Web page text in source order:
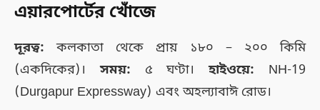
এয়ারপোর্টের খোঁজে
দূরত্ব: কলকাতা থেকে প্রায় ১৮০ – ২০০ কিমি
(একদিকের)।সময়: ৫ ঘণ্টা।হাইওয়ে: NH-19
(Durgapur Expressway) এবং অহল্যাবাঈ রোড।